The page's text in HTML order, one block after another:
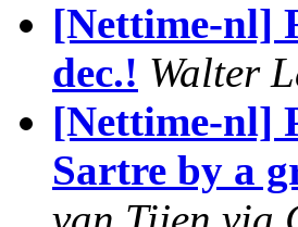
[Nettime-nl]
dec.! Walter
[Nettime-nl]
Sartre by a